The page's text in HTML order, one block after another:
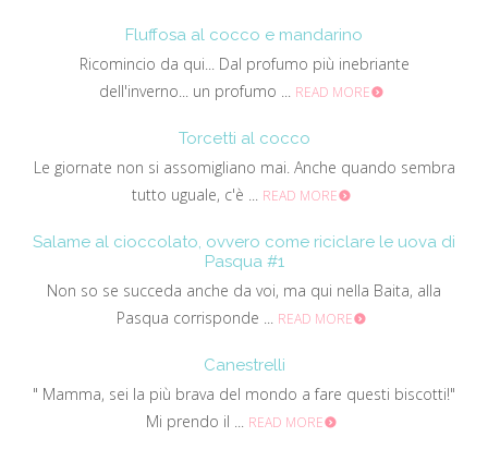
Fluffosa al cocco e mandarino
Ricomincio da qui... Dal profumo più inebriante
dell'inverno... un profumo ... READ MORE
Torcetti al cocco
Le giornate non si assomigliano mai. Anche quando sembra
tutto uguale, c'è ... READ MORE
Salame al cioccolato, ovvero come riciclare le uova di
Pasqua #1
Non so se succeda anche da voi, ma qui nella Baita, alla
Pasqua corrisponde ... READ MORE
Canestrelli
" Mamma, sei la più brava del mondo a fare questi biscotti!"
Mi prendo il ... READ MORE